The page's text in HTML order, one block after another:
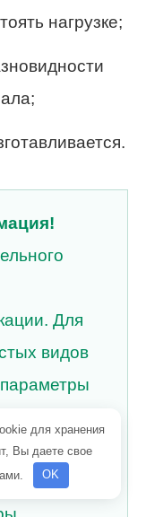
нагрузке;
Для
видов
южных
для хранения
Вы даете свое
OK